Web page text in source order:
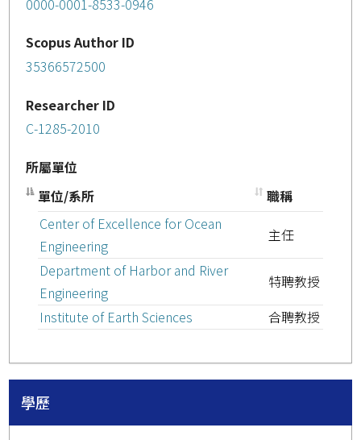
Scopus Author ID
35366572500
Researcher ID
C-1285-2010
所屬單位
單位/系所
職稱
Center of Excellence for Ocean
Engineering
主任
Department of Harbor and River
Engineering
特聘教授
Institute of Earth Sciences
合聘教授
學歷